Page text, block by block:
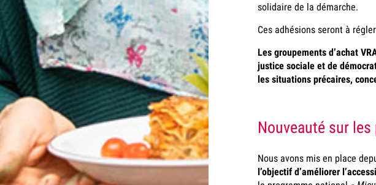
solidaire de la démarche.
Ces adhésions seront à
Les groupements d’achat
justice sociale et de
les situations précaires,
Nouveauté sur les
Nous avons mis en place
l’objectif d’améliorer